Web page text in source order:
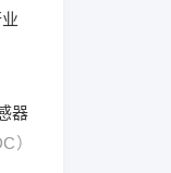
器
）